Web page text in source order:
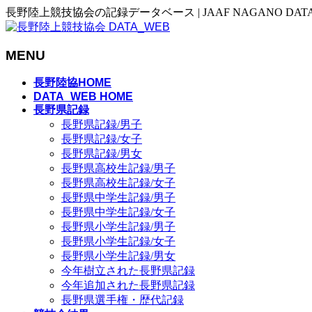
長野陸上競技協会の記録データベース | JAAF NAGANO
MENU
長野陸協HOME
DATA_WEB HOME
長野県記録
長野県記録/男子
長野県記録/女子
長野県記録/男女
長野県高校生記録/男子
長野県高校生記録/女子
長野県中学生記録/男子
長野県中学生記録/女子
長野県小学生記録/男子
長野県小学生記録/女子
長野県小学生記録/男女
今年樹立された長野県記録
今年追加された長野県記録
長野県選手権・歴代記録